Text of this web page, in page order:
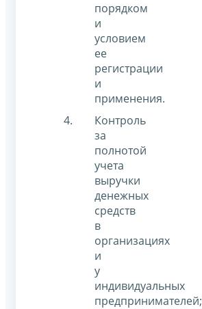
порядком
и
условием
ее
регистрации
и
применения.
Контроль
за
полнотой
учета
выручки
денежных
средств
в
организациях
и
у
индивидуальных
предпринимателей;